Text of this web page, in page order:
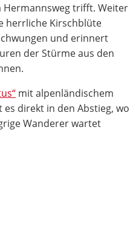
Hermannsweg trifft. Weiter
herrliche Kirschblüte
und erinnert
der Stürme aus den
mit alpenländischem
es direkt in den Abstieg, wo
Wanderer wartet